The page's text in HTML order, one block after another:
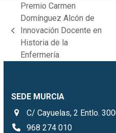
previous
post:
Premio Carmen
Domínguez Alcón de
Innovación Docente en
Historia de la
Enfermería
SEDE MURCIA
C/ Cayuelas, 2 Entlo.
968 274 010